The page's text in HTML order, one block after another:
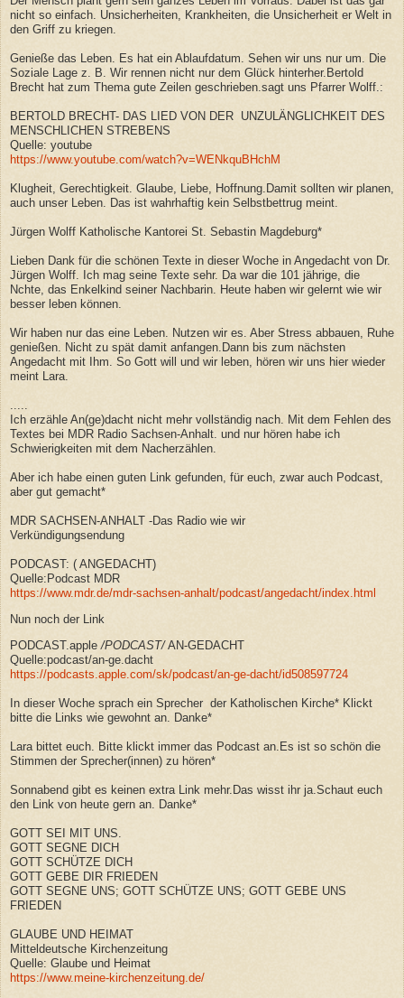
nicht so einfach. Unsicherheiten, Krankheiten, die Unsicherheit er Welt in
den Griff zu kriegen.
Genieße das Leben. Es hat ein Ablaufdatum. Sehen wir uns nur um. Die
Soziale Lage z. B. Wir rennen nicht nur dem Glück hinterher.Bertold
Brecht hat zum Thema gute Zeilen geschrieben.sagt uns Pfarrer Wolff.:
BERTOLD BRECHT- DAS LIED VON DER UNZULÄNGLICHKEIT DES
MENSCHLICHEN STREBENS
Quelle: youtube
https://www.youtube.com/watch?v=WENkquBHchM
Klugheit, Gerechtigkeit. Glaube, Liebe, Hoffnung.Damit sollten wir planen,
auch unser Leben. Das ist wahrhaftig kein Selbstbettrug meint.
Jürgen Wolff Katholische Kantorei St. Sebastin Magdeburg*
Lieben Dank für die schönen Texte in dieser Woche in Angedacht von Dr.
Jürgen Wolff. Ich mag seine Texte sehr. Da war die 101 jährige, die
Nchte, das Enkelkind seiner Nachbarin. Heute haben wir gelernt wie wir
besser leben können.
Wir haben nur das eine Leben. Nutzen wir es. Aber Stress abbauen, Ruhe
genießen. Nicht zu spät damit anfangen.Dann bis zum nächsten
Angedacht mit Ihm. So Gott will und wir leben, hören wir uns hier wieder
meint Lara.
Ich erzähle An(ge)dacht nicht mehr vollständig nach. Mit dem Fehlen des
Textes bei MDR Radio Sachsen-Anhalt. und nur hören habe ich
Schwierigkeiten mit dem Nacherzählen.
Aber ich habe einen guten Link gefunden, für euch, zwar auch Podcast,
aber gut gemacht*
MDR SACHSEN-ANHALT -Das Radio wie wir
Verkündigungsendung
PODCAST: ( ANGEDACHT)
Quelle:Podcast MDR
https://www.mdr.de/mdr-sachsen-anhalt/podcast/angedacht/index.html
Nun noch der Link
PODCAST.apple /PODCAST/AN-GEDACHT
Quelle:podcast/an-ge.dacht
https://podcasts.apple.com/sk/podcast/an-ge-dacht/id508597724
In dieser Woche sprach ein Sprecher der Katholischen Kirche* Klickt
bitte die Links wie gewohnt an. Danke*
Lara bittet euch. Bitte klickt immer das Podcast an.Es ist so schön die
Stimmen der Sprecher(innen) zu hören*
Sonnabend gibt es keinen extra Link mehr.Das wisst ihr ja.Schaut euch
den Link von heute gern an. Danke*
GOTT SEI MIT UNS.
GOTT SEGNE DICH
GOTT SCHÜTZE DICH
GOTT GEBE DIR FRIEDEN
GOTT SEGNE UNS; GOTT SCHÜTZE UNS; GOTT GEBE UNS
FRIEDEN
GLAUBE UND HEIMAT
Mitteldeutsche Kirchenzeitung
Quelle: Glaube und Heimat
https://www.meine-kirchenzeitung.de/